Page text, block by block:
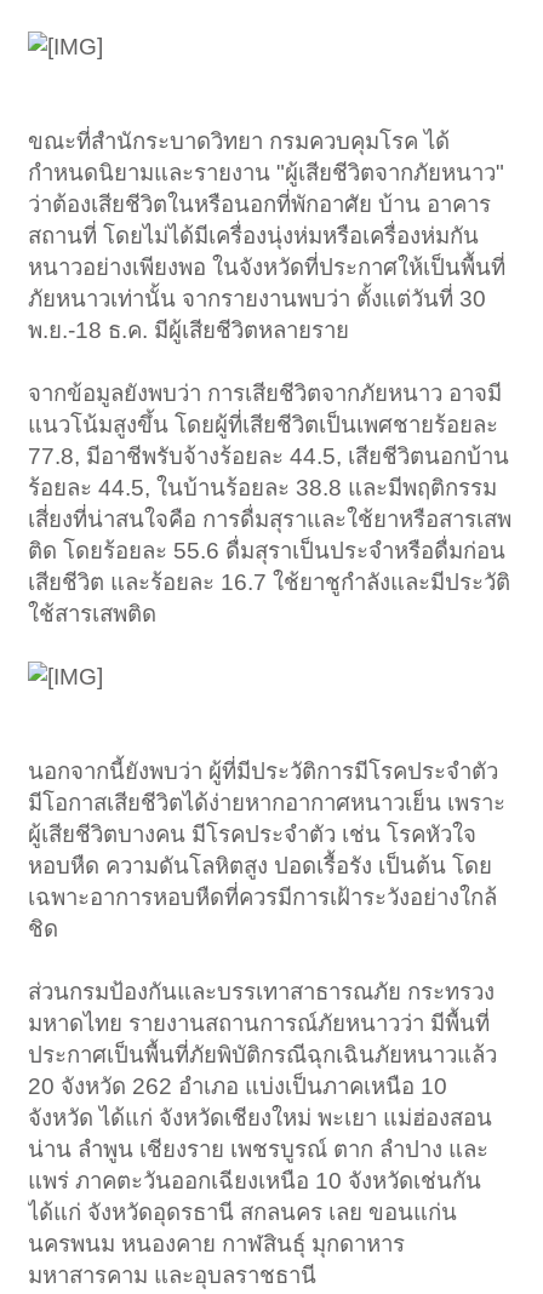
ขณะที่สำนักระบาดวิทยา กรมควบคุมโรค ได้
กำหนดนิยามและรายงาน "ผู้เสียชีวิตจากภัยหนาว"
ว่าต้องเสียชีวิตในหรือนอกที่พักอาศัย บ้าน อาคาร
สถานที่ โดยไม่ได้มีเครื่องนุ่งห่มหรือเครื่องห่มกัน
หนาวอย่างเพียงพอ ในจังหวัดที่ประกาศให้เป็นพื้นที่
ภัยหนาวเท่านั้น จากรายงานพบว่า ตั้งแต่วันที่ 30
พ.ย.-18 ธ.ค. มีผู้เสียชีวิตหลายราย
จากข้อมูลยังพบว่า การเสียชีวิตจากภัยหนาว อาจมี
แนวโน้มสูงขึ้น โดยผู้ที่เสียชีวิตเป็นเพศชายร้อยละ
77.8, มีอาชีพรับจ้างร้อยละ 44.5, เสียชีวิตนอกบ้าน
ร้อยละ 44.5, ในบ้านร้อยละ 38.8 และมีพฤติกรรม
เสี่ยงที่น่าสนใจคือ การดื่มสุราและใช้ยาหรือสารเสพ
ติด โดยร้อยละ 55.6 ดื่มสุราเป็นประจำหรือดื่มก่อน
เสียชีวิต และร้อยละ 16.7 ใช้ยาชูกำลังและมีประวัติ
ใช้สารเสพติด
นอกจากนี้ยังพบว่า ผู้ที่มีประวัติการมีโรคประจำตัว
มีโอกาสเสียชีวิตได้ง่ายหากอากาศหนาวเย็น เพราะ
ผู้เสียชีวิตบางคน มีโรคประจำตัว เช่น โรคหัวใจ
หอบหืด ความดันโลหิตสูง ปอดเรื้อรัง เป็นต้น โดย
เฉพาะอาการหอบหืดที่ควรมีการเฝ้าระวังอย่างใกล้
ชิด
ส่วนกรมป้องกันและบรรเทาสาธารณภัย กระทรวง
มหาดไทย รายงานสถานการณ์ภัยหนาวว่า มีพื้นที่
ประกาศเป็นพื้นที่ภัยพิบัติกรณีฉุกเฉินภัยหนาวแล้ว
20 จังหวัด 262 อำเภอ แบ่งเป็นภาคเหนือ 10
จังหวัด ได้แก่ จังหวัดเชียงใหม่ พะเยา แม่ฮ่องสอน
น่าน ลำพูน เชียงราย เพชรบูรณ์ ตาก ลำปาง และ
แพร่ ภาคตะวันออกเฉียงเหนือ 10 จังหวัดเช่นกัน
ได้แก่ จังหวัดอุดรธานี สกลนคร เลย ขอนแก่น
นครพนม หนองคาย กาฬสินธุ์ มุกดาหาร
มหาสารคาม และอุบลราชธานี